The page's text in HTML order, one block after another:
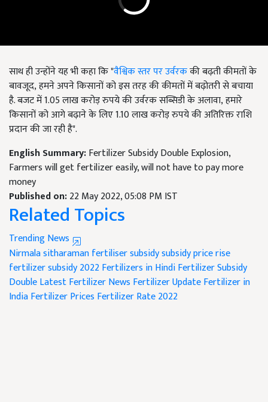
साथ ही उन्होंने यह भी कहा कि "वैश्विक स्तर पर उर्वरककी बढ़ती कीमतों के
बावजूद,हमने अपने किसानों को इस तरह की कीमतों में बढ़ोतरी से बचाया
है. बजट में1.05लाख करोड़ रुपये की उर्वरक सब्सिडी के अलावा,हमारे
किसानों को आगे बढ़ाने के लिए1.10लाख करोड़ रुपये की अतिरिक्त राशि
प्रदान की जा रही है".
English Summary:Fertilizer Subsidy Double Explosion,
Farmers will get fertilizer easily, will not have to pay more
money
Published on:22 May 2022, 05:08 PM IST
Related Topics
Trending News
Nirmala sitharamanfertiliser subsidysubsidyprice rise
fertilizer subsidy 2022Fertilizers in HindiFertilizer Subsidy
DoubleLatest Fertilizer News Fertilizer UpdateFertilizer in
IndiaFertilizer Prices Fertilizer Rate 2022